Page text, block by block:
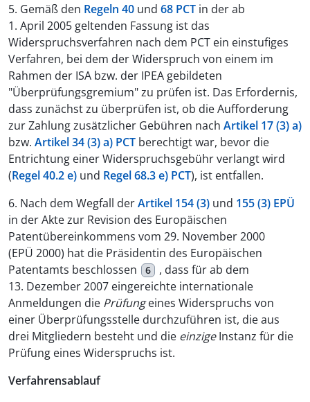
5. Gemäß den Regeln 40 und 68 PCT in der ab
1. April 2005 geltenden Fassung ist das
Widerspruchsverfahren nach dem PCT ein einstufiges
Verfahren, bei dem der Widerspruch von einem im
Rahmen der ISA bzw. der IPEA gebildeten
"Überprüfungsgremium" zu prüfen ist. Das Erfordernis,
dass zunächst zu überprüfen ist, ob die Aufforderung
zur Zahlung zusätzlicher Gebühren nach Artikel 17 (3) a)
bzw. Artikel 34 (3) a) PCT berechtigt war, bevor die
Entrichtung einer Widerspruchsgebühr verlangt wird
(Regel 40.2 e) und Regel 68.3 e) PCT), ist entfallen.
6. Nach dem Wegfall derArtikel 154 (3) und 155 (3) EPÜ
in der Akte zur Revision des Europäischen
Patentübereinkommens vom 29. November 2000
(EPÜ 2000) hat die Präsidentin des Europäischen
Patentamts beschlossen
6
, dass für ab dem
13. Dezember 2007 eingereichte internationale
Anmeldungen die Prüfungeines Widerspruchs von
einer Überprüfungsstelle durchzuführen ist, die aus
drei Mitgliedern besteht und die einzigeInstanz für die
Prüfung eines Widerspruchs ist.
Verfahrensablauf